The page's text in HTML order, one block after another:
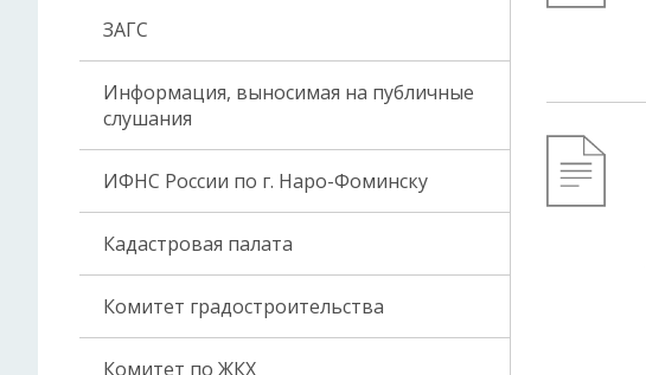
ЗАГС
Информация, выносимая на публичные
слушания
ИФНС России по г. Наро-Фоминску
Кадастровая палата
Комитет градостроительства
Комитет по ЖКХ